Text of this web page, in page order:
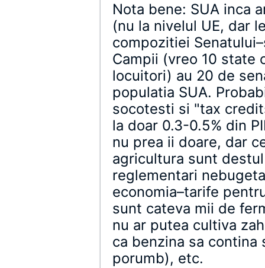
Nota bene: SUA inca
(nu la nivelul UE, dar
compozitiei
Campii (vreo 10 state
locuitori) au 20 de
populatia SUA.
socotesti si "tax
la doar 0.3-0.5% din
nu prea ii doare, dar
agricultura sunt
reglementari
economia–tarife
sunt cateva mii de
nu ar putea cultiva
ca benzina sa contina
porumb), etc.